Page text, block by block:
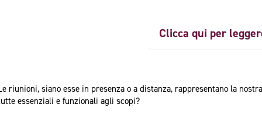
Clicca qui per
riunioni, siano esse in presenza o a distanza, rappresentano la
essenziali e funzionali agli scopi?